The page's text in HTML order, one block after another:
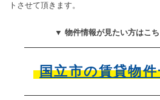
トさせて頂きます。
▼ 物件情報が見たい方はこ
国立市の賃貸物